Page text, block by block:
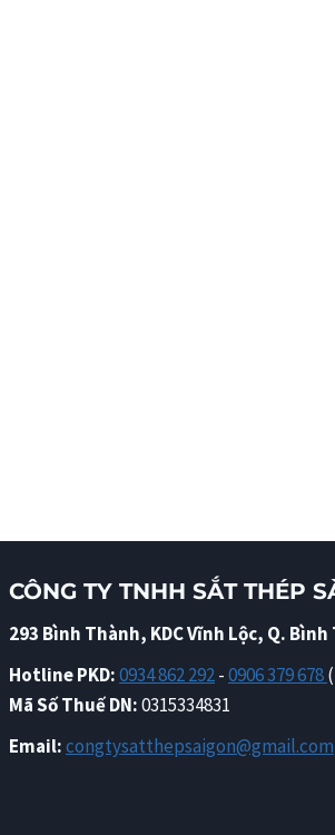
CÔNG TY TNHH SẮT THÉP
293 Bình Thành, KDC Vĩnh Lộc, Q. Bình
Hotline PKD:0934 862 292-0906 379 678
Mã Số Thuế DN:0315334831
Email:congtysatthepsaigon@gmail.com